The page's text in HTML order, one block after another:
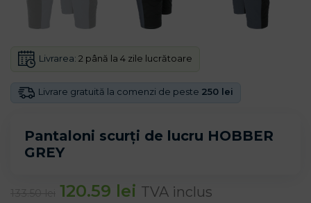
Pantaloni scurți de lucru HOBBER
GREY
Livrare gratuită la comenzi de peste 250 lei
Livrarea: 2 până la 4 zile lucrătoare
120.59 lei TVA inclus